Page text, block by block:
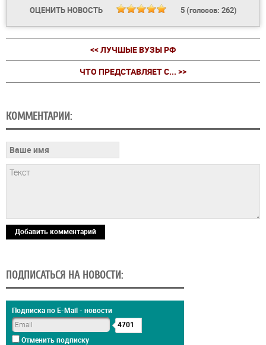
ОЦЕНИТЬ НОВОСТЬ 5(голосов: 262)
<< ЛУЧШЫЕ ВУЗЫ РФ
ЧТО ПРЕДСТАВЛЯЕТ С... >>
КОММЕНТАРИИ:
Добавить комментарий
ПОДПИСАТЬСЯ НА НОВОСТИ:
Подписка по E-Mail - новости
4701
Отменить подписку